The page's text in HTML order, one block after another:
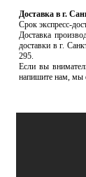
Доставка в г.
Срок экспресс-
Доставка
доставки в г.
295.
Если вы
напишите нам, мы